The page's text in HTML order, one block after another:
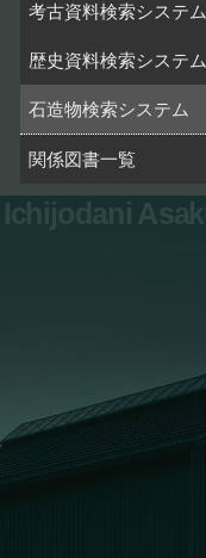
考古資料検索システム
歴史資料検索システム
石造物検索システム
関係図書一覧
Ichijodani